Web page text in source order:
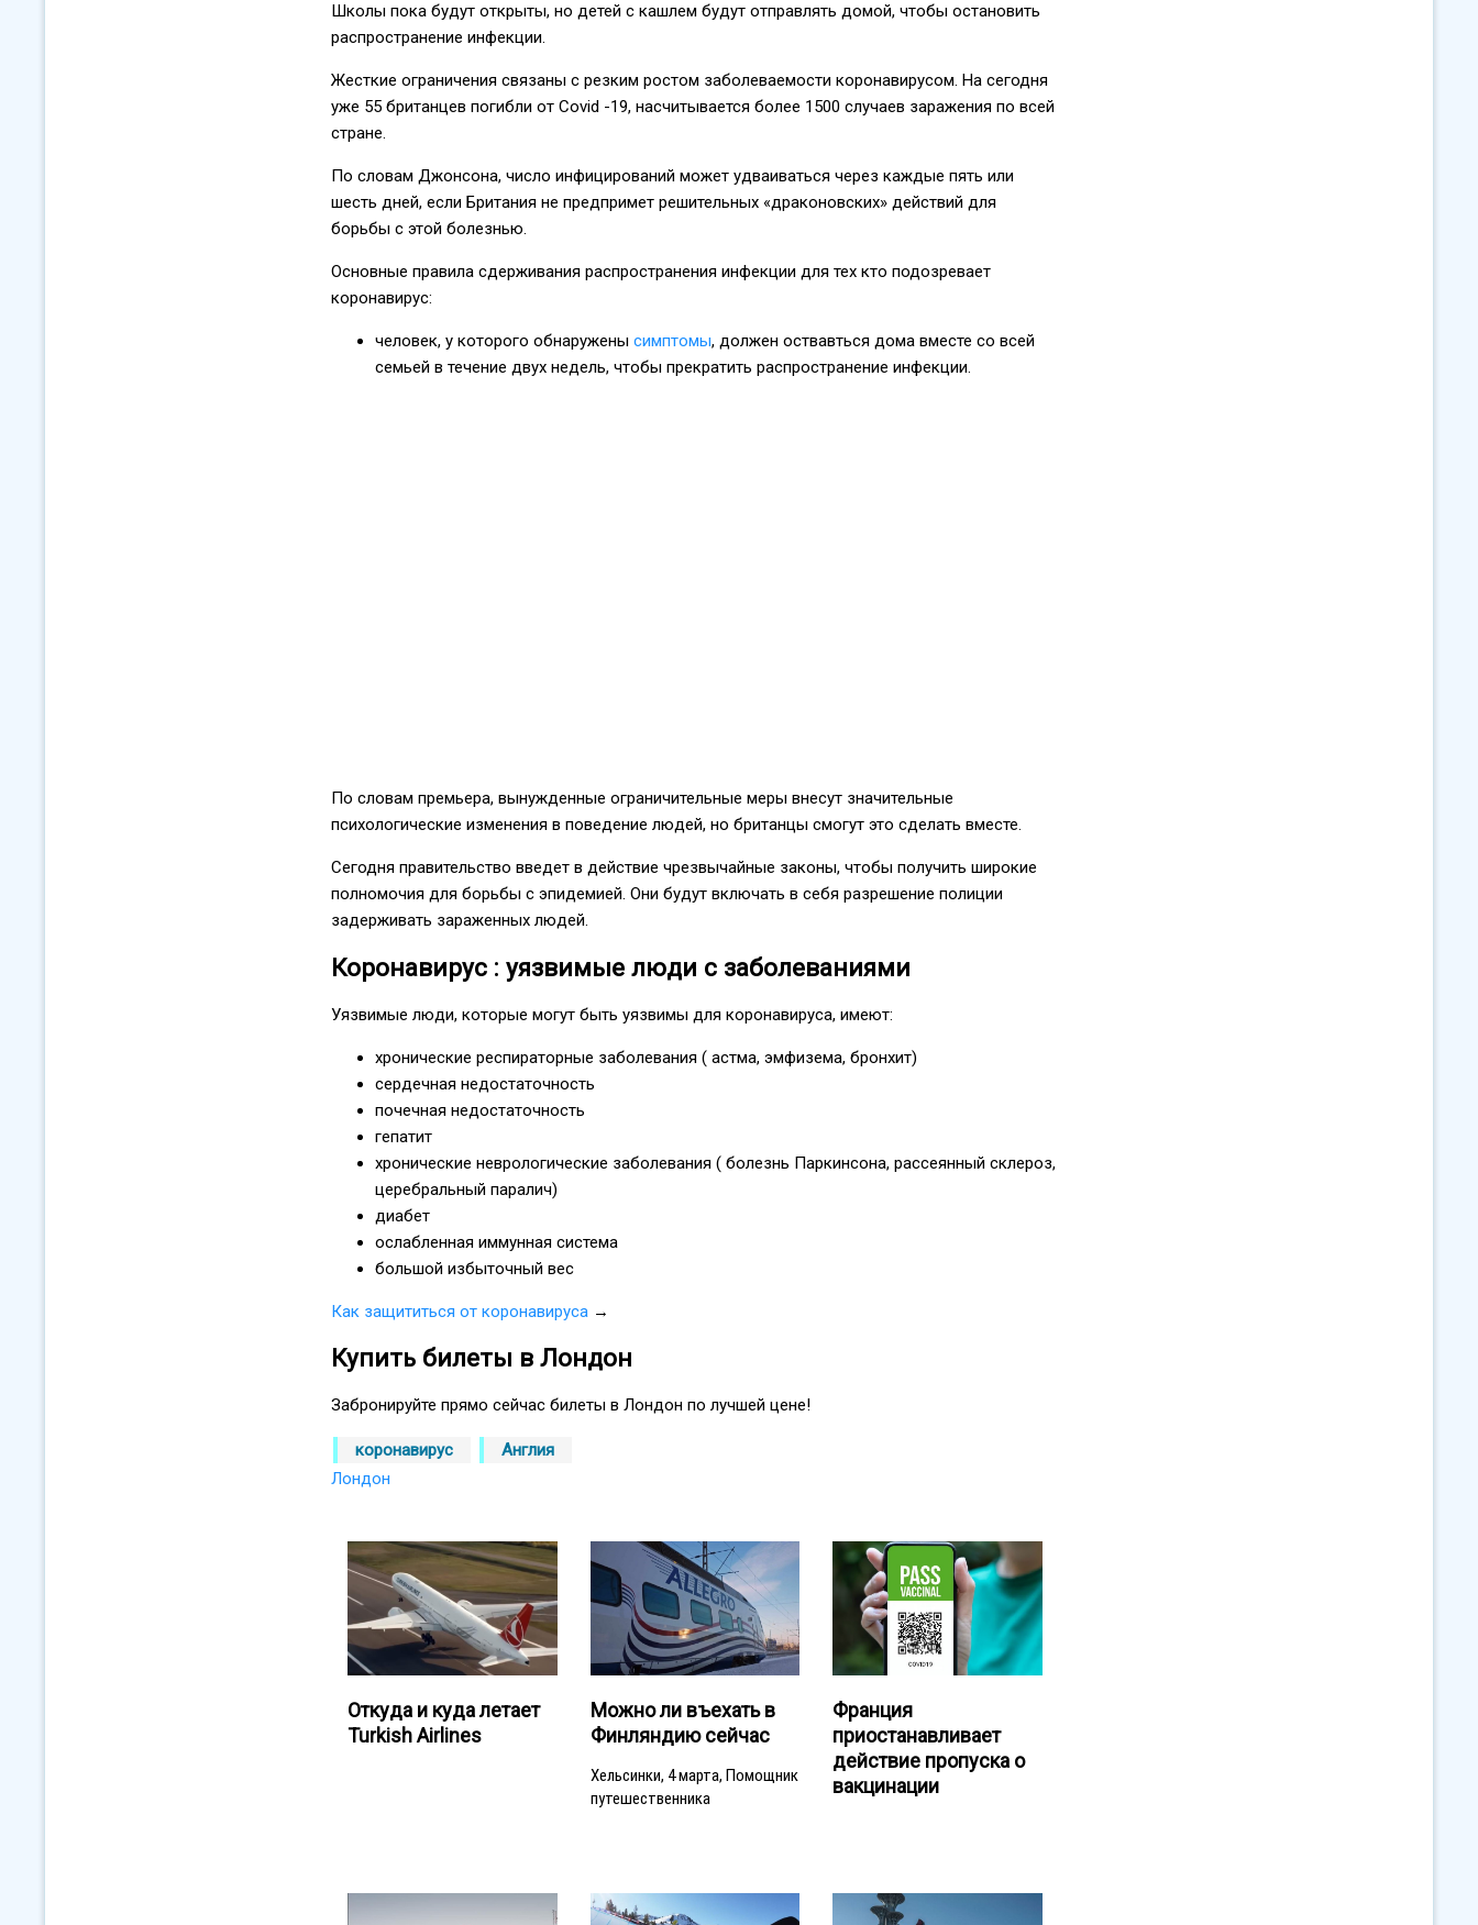
Школы пока будут открыты, но детей с кашлем будут отправлять домой, чтобы остановить
распространение инфекции.
Жесткие ограничения связаны с резким ростом заболеваемости коронавирусом. На сегодня
уже 55 британцев погибли от Сovid -19, насчитывается более 1500 случаев заражения по всей
стране.
По словам Джонсона, число инфицирований может удваиваться через каждые пять или
шесть дней, если Британия не предпримет решительных «драконовских» действий для
борьбы с этой болезнью.
Основные правила сдерживания распространения инфекции для тех кто подозревает
коронавирус:
человек, у которого обнаружены симптомы, должен оствавться дома вместе со всей
семьей в течение двух недель, чтобы прекратить распространение инфекции.
По словам премьера, вынужденные ограничительные меры внесут значительные
психологические изменения в поведение людей, но британцы смогут это сделать вместе.
Сегодня правительство введет в действие чрезвычайные законы, чтобы получить широкие
полномочия для борьбы с эпидемией. Они будут включать в себя разрешение полиции
задерживать зараженных людей.
Коронавирус : уязвимые люди с заболеваниями
Уязвимые люди, которые могут быть уязвимы для коронавируса, имеют:
хронические респираторные заболевания ( астма, эмфизема, бронхит)
сердечная недостаточность
почечная недостаточность
гепатит
хронические неврологические заболевания ( болезнь Паркинсона, рассеянный склероз,
церебральный паралич)
диабет
ослабленная иммунная система
большой избыточный вес
Как защититься от коронавируса →
Купить билеты в Лондон
Забронируйте прямо сейчас билеты в Лондон по лучшей цене!
коронавирус
Англия
Лондон
Откуда и куда летает
Turkish Airlines
Можно ли въехать в
Финляндию сейчас
Хельсинки, 4 марта, Помощник
путешественника
Франция
приостанавливает
действие пропуска о
вакцинации